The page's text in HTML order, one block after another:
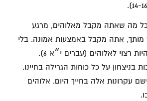
כל מה שאתה מקבל מאלוהים, מרגע
מותך, אתה מקבל באמצעות אמונה. בלי
רצוי לאלוהים (עברים י״א 6).
בניצחון על כל כוחות הגרילה בחיינו.
עקרונות אלה בחייך היום. אלוהים